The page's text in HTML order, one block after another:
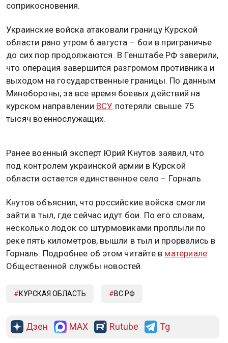
соприкосновения.
Украинские войска атаковали границу Курской
области рано утром 6 августа – бои в приграничье
до сих пор продолжаются. В Генштабе РФ заверили,
что операция завершится разгромом противника и
выходом на государственные границы. По данным
Минобороны, за все время боевых действий на
курском направлении ВСУ потеряли свыше 75
тысяч военнослужащих.
Ранее военный эксперт Юрий Кнутов заявил, что
под контролем украинской армии в Курской
области остается единственное село – Горналь.
Кнутов объяснил, что российские войска смогли
зайти в тыл, где сейчас идут бои. По его словам,
несколько лодок со штурмовиками проплыли по
реке пять километров, вышли в тыл и прорвались в
Горналь. Подробнее об этом читайте в материале
Общественной службы новостей.
КУРСКАЯ ОБЛАСТЬ ВС РФ
Дзен MAX Rutube Tg